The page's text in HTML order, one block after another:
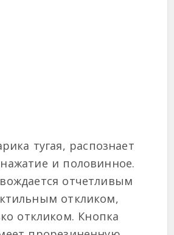
тугая, распознает
и половинное.
отчетливым
откликом,
откликом. Кнопка